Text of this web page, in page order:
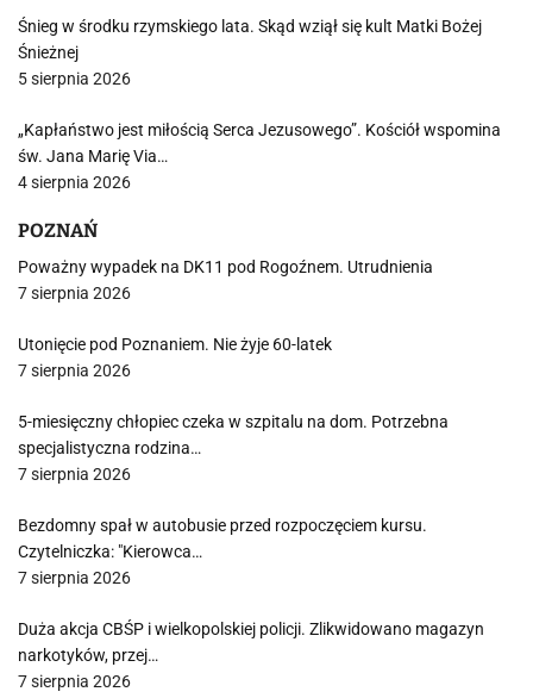
Śnieg w środku rzymskiego lata. Skąd wziął się kult Matki Bożej
Śnieżnej
5 sierpnia 2026
„Kapłaństwo jest miłością Serca Jezusowego”. Kościół wspomina
św. Jana Marię Via…
4 sierpnia 2026
POZNAŃ
Poważny wypadek na DK11 pod Rogoźnem. Utrudnienia
7 sierpnia 2026
Utonięcie pod Poznaniem. Nie żyje 60-latek
7 sierpnia 2026
5-miesięczny chłopiec czeka w szpitalu na dom. Potrzebna
specjalistyczna rodzina…
7 sierpnia 2026
Bezdomny spał w autobusie przed rozpoczęciem kursu.
Czytelniczka: "Kierowca…
7 sierpnia 2026
Duża akcja CBŚP i wielkopolskiej policji. Zlikwidowano magazyn
narkotyków, przej…
7 sierpnia 2026